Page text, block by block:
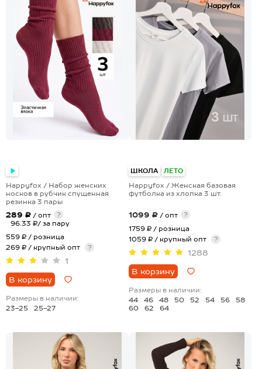
Happyfox / Набор женских
носков в рубчик спущенная
резинка 3 пары
289 ₽ / опт
?
96.33 ₽/ за пару
559 ₽ / розница
269 ₽ / крупный опт
?
1
В корзину
Размеры в наличии:
23-25
25-27
ШКОЛА ЛЕТО
Happyfox / Женская базовая
футболка из хлопка 3 шт.
1099 ₽ / опт
?
1759 ₽ / розница
1059 ₽ / крупный опт
?
1288
В корзину
Размеры в наличии:
44
46 48 50 52 54 56
58
60
62 64